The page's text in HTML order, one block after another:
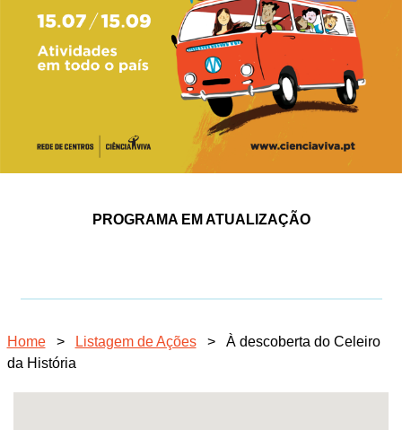
PROGRAMA EM ATUALIZAÇÃO
Home > Listagem de Ações >
À descoberta do Celeiro
da História